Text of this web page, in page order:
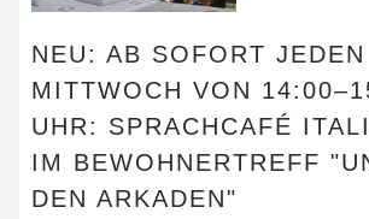
NEU: AB SOFORT JEDEN
MITTWOCH VON
UHR: SPRACHCAFÉ
IM BEWOHNERTREFF
DEN ARKADEN"